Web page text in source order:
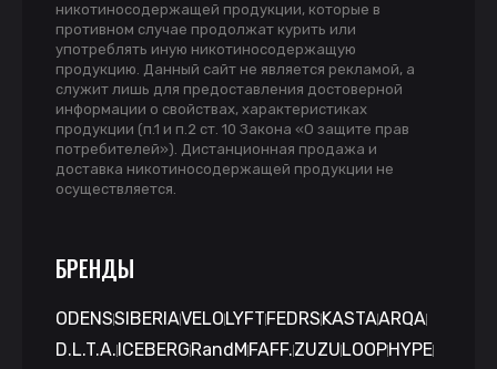
никотиносодержащей продукции, которые в
противном случае продолжат курить или
употреблять иную никотиносодержащую
продукцию. Данный сайт не является рекламой, а
служит лишь для предоставления достоверной
информации о свойствах, характеристиках
продукции (п.1 и п.2 ст. 10 Закона «О защите прав
потребителей»). Дистанционная продажа и
доставка никотиносодержащей продукции не
осуществляется.
БРЕНДЫ
ODENSSIBERIAVELO LYFT FEDRS KASTAARQA
D.L.T.A. ICEBERG RandM FAFF.ZUZU LOOPHYPE